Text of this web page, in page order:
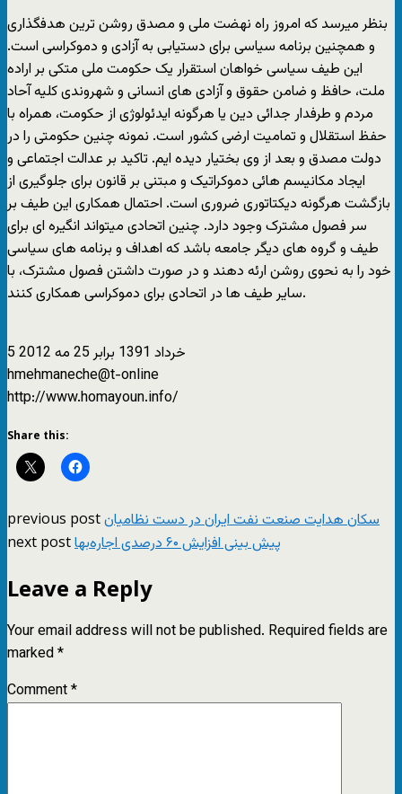
بنظر میرسد که امروز راه نهضت ملی و مصدق روشن ترین هدفگذاری
و همچنین برنامه سیاسی برای دستیابی به آزادی و دموکراسی است.
این طیف سیاسی خواهان استقرار یک حکومت ملی متکی بر اراده
ملت، حافظ و ضامن حقوق و آزادی های انسانی و شهروندی کلیه آحاد
مردم و طرفدار جدائی دین یا هرگونه ایدئولوژی از حکومت، همراه با
حفظ استقلال و تمامیت ارضی کشور است. نمونه چنین حکومتی را در
دولت مصدق و بعد از وی بختیار دیده ایم. تاکید بر عدالت اجتماعی و
ایجاد مکانیسم هائی دموکراتیک و مبتنی بر قانون برای جلوگیری از
بازگشت هرگونه دیکتاتوری ضروری است. احتمال همکاری این طیف بر
سر فصول مشترک وجود دارد. چنین اتحادی میتواند انگیره ای برای
طیف و گروه های دیگر جامعه باشد که اهداف و برنامه های سیاسی
خود را به نحوی روشن ارئه دهند و در صورت داشتن فصول مشترک، با
سایر طیف ها در اتحادی برای دموکراسی همکاری کنند.
5 خرداد 1391 برابر 25 مه 2012
hmehmaneche@t-online
http://www.homayoun.info/
Share this:
previous postسکان هدایت صنعت نفت ایران در دست نظامیان
next post پيش بينی افزایش ۶۰ درصدی اجاره‌بها
Leave a Reply
Your email address will not be published. Required fields are
marked*
Comment*